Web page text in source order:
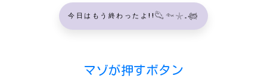
今日はもう終わったよ!!𓆡𓆜𓇼𓈒𓆉
マゾが押すボタン